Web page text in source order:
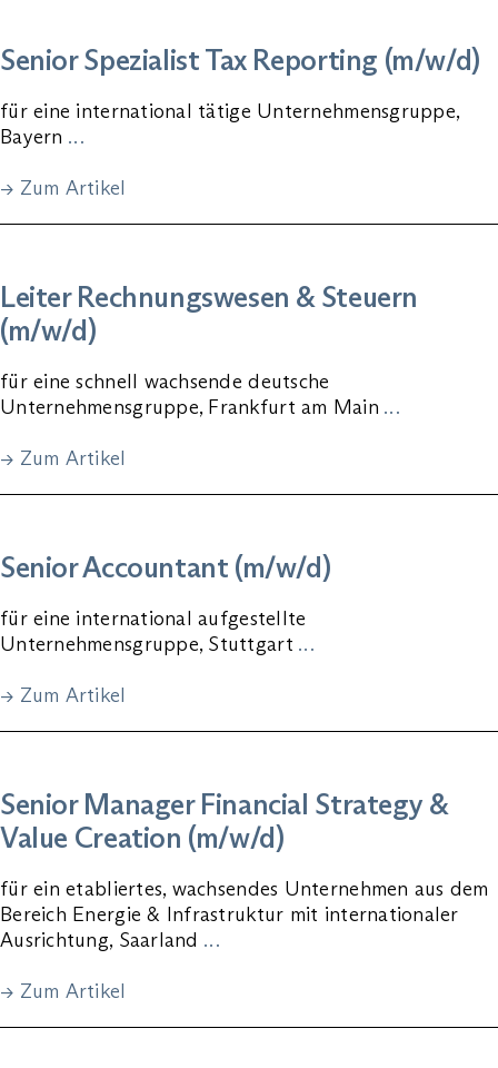
Senior Spezialist Tax Reporting (m/w/d)
für eine international tätige Unternehmensgruppe,
Bayern …
→ Zum Artikel
Leiter Rechnungswesen & Steuern
(m/w/d)
für eine schnell wachsende deutsche
Unternehmensgruppe, Frankfurt am Main …
→ Zum Artikel
Senior Accountant (m/w/d)
für eine international aufgestellte
Unternehmensgruppe, Stuttgart …
→ Zum Artikel
Senior Manager Financial Strategy &
Value Creation (m/w/d)
für ein etabliertes, wachsendes Unternehmen aus dem
Bereich Energie & Infrastruktur mit internationaler
Ausrichtung, Saarland …
→ Zum Artikel